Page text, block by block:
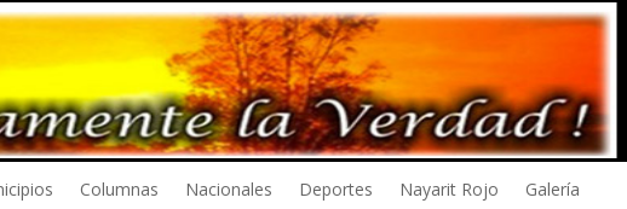
Columnas Nacionales Deportes Nayarit Rojo Galería